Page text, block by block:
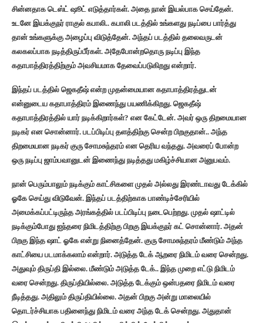
சின்னதாக டெஸ்ட் ஷூட் எடுத்தார்கள்.‌ அதை நான் இயல்பாக செய்தேன்.
உடனே இயக்குநர் ராகுல் கபாலி.. கபாலி படத்தில் உங்களது நடிப்பை பார்த்து
தான் உங்களுக்கு அழைப்பு விடுத்தேன். அந்தப் படத்தில் தலைவருடன்
கலகலப்பாக நடித்திருப்பீர்கள். அதேபோன்றதொரு நடிப்பு இந்த
கதாபாத்திரத்திற்கும் அவசியமாக தேவைப்படுகிறது என்றார்.
இந்தப் படத்தில் ஜெகதீஷ் என்ற முதன்மையான கதாபாத்திரத்துடன்
என்னுடைய கதாபாத்திரம் இணைந்து பயணிக்கிறது. ஜெகதீஷ்
கதாபாத்திரத்தில் யார் நடிக்கிறார்கள்? என கேட்டேன். அவர் ஒரு திறமையான
நடிகர் என சொன்னார். படப்பிடிப்பு தளத்திற்கு சென்ற பிறகுதான்.. அந்த
திறமையான நடிகர் குரு சோமசுந்தரம் என தெரிய வந்தது. அவரைப் போன்ற
ஒரு நடிப்பு ஜாம்பவானுடன் இணைந்து நடித்தது மகிழ்ச்சியான அனுபவம்.
நான் பெரும்பாலும் நடிக்கும் காட்சிகளை முதல் அல்லது இரண்டாவது டேக்கில்
ஓகே செய்து விடுவேன். இந்தப் படத்திற்காக பாண்டிச்சேரியில்
அமைக்கப்பட்டிருந்த அரங்கத்தில் படப்பிடிப்பு நடைபெற்றது.‌ முதல் ஷாட்டில்
நடிக்கும்போது ஐந்தரை நிமிடத்திற்கு பிறகு இயக்குநர் கட் சொன்னார். அதன்
பிறகு இந்த ஷாட் ஓகே என்று நினைத்தேன். குரு சோமசுந்தரம் மீண்டும் அந்த
காட்சியை படமாக்கலாம் என்றார். அடுத்த டேக் ஆறரை நிமிடம் வரை சென்றது.‌
அதுவும் திருப்தி இல்லை. மீண்டும் அடுத்த டேக்.. இந்த முறை எட்டு நிமிடம்
வரை சென்றது. திருப்தியில்லை. அடுத்த டேக்கும் ஒன்பதரை நிமிடம் வரை
நீடித்தது. அதிலும் திருப்தியில்லை.‌ அதன் பிறகு அன்று மாலையில்
தொடர்ச்சியாக பதினைந்து நிமிடம் வரை அந்த டேக் சென்றது. அதுதான்